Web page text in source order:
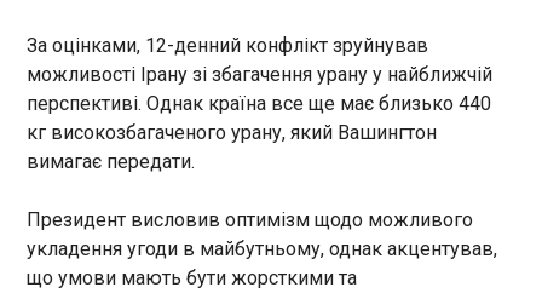
«Бумбокс» випустив новий мініальбом
вперше за сім років
Гурт «Бумбокс» випустив
«Фіртка», «Зіпсована фея»,
«Залишайся» та «Живий».
Пісню « Правда » написали як
ЧИТАТЬ
За оцінками, 12-денний конфлікт зруйнував
можливості Ірану зі збагачення урану у найближчій
перспективі. Однак країна все ще має близько 440
кг високозбагаченого урану, який Вашингтон
вимагає передати.
Президент висловив оптимізм щодо можливого
укладення угоди в майбутньому, однак акцентував,
що умови мають бути жорсткими та